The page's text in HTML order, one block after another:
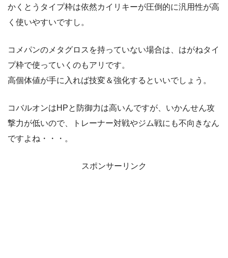
かくとうタイプ枠は依然カイリキーが圧倒的に汎用性が高
く使いやすいですし。
コメパンのメタグロスを持っていない場合は、はがねタイ
プ枠で使っていくのもアリです。
高個体値が手に入れば技変＆強化するといいでしょう。
コバルオンはHPと防御力は高いんですが、いかんせん攻
撃力が低いので、トレーナー対戦やジム戦にも不向きなん
ですよね・・・。
スポンサーリンク